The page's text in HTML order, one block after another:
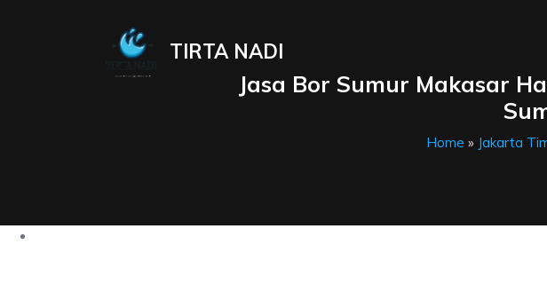
TIRTA NADI
Jasa Bor Sumur Makasar
Home » Jakarta